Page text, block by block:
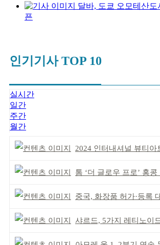
달바, 도쿄 오모테산도
픈
인기기사 TOP 10
실시간
일간
주간
월간
2024 인터내셔널 뷰티아트페
톰 ‘더 글로우 프로’ 홍콩 첫
중국, 화장품 허가·등록 대수술…
샤르드, 5가지 레티노이드 담은 ‘